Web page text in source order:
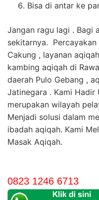
Bisa di antar ke
Jangan ragu lagi . Bagi
sekitarnya.
Cakung , layanan
kambing aqiqah di
daerah Pulo Gebang ,
Jatinegara . Kami Hadir
merupakan wilayah
Menjadi solusi dalam
ibadah aqiqah. Kami
Masak Aqiqah.
0823 1246 6713